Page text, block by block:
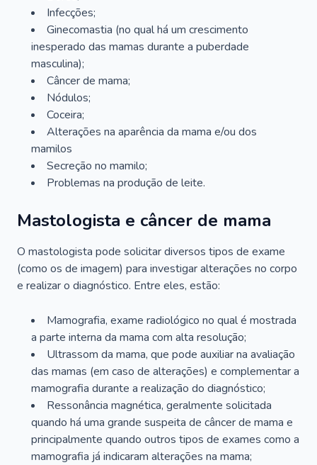
Infecções;
Ginecomastia (no qual há um crescimento
inesperado das mamas durante a puberdade
masculina);
Câncer de mama;
Nódulos;
Coceira;
Alterações na aparência da mama e/ou dos
mamilos
Secreção no mamilo;
Problemas na produção de leite.
Mastologista e câncer de mama
O mastologista pode solicitar diversos tipos de exame
(como os de imagem) para investigar alterações no corpo
e realizar o diagnóstico. Entre eles, estão:
Mamografia, exame radiológico no qual é mostrada
a parte interna da mama com alta resolução;
Ultrassom da mama, que pode auxiliar na avaliação
das mamas (em caso de alterações) e complementar a
mamografia durante a realização do diagnóstico;
Ressonância magnética, geralmente solicitada
quando há uma grande suspeita de câncer de mama e
principalmente quando outros tipos de exames como a
mamografia já indicaram alterações na mama;